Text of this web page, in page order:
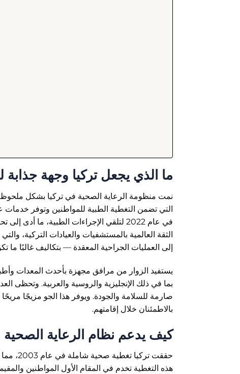
ما الذي يجعل تركيا وجهة جذابة
نمت منظومة الرعاية الصحية في تركيا بشكل ملحوظ
في عام 2022 لتلقي الإجراءات الطبية، ما
الثقة العالمية بالمستشفيات والعيادات التركية،
إلى العمليات الجراحية المعقدة — بتكاليف غالبًا ما
يستفيد الزوار من مرافق مجهزة بأحدث المعدات
بما في ذلك الإنجليزية والروسية والعربية. وتحظى
صارمة للسلامة والجودة. ويوفر هذا الجو مزيجًا
بالاطمئنان خلال إقامتهم.
كيف يدعم نظام الرعاية
حققت
هذه التغطية تخدم في المقام الأول المواطنين